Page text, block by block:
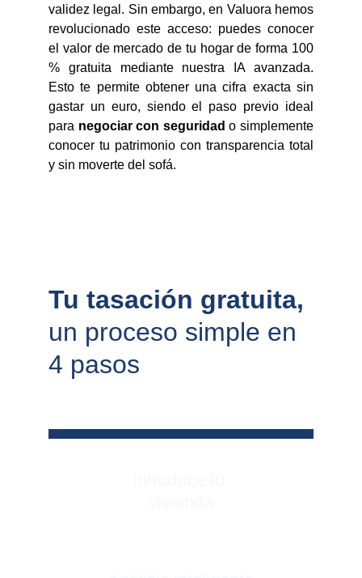
validez legal. Sin embargo, en Valuora hemos
revolucionado este acceso: puedes conocer
el valor de mercado de tu hogar de forma 100
% gratuita mediante nuestra IA avanzada.
Esto te permite obtener una cifra exacta sin
gastar un euro, siendo el paso previo ideal
para negociar con seguridado simplemente
conocer tu patrimonio con transparencia total
y sin moverte del sofá.
Tu tasación gratuita,
un proceso simple en
4 pasos